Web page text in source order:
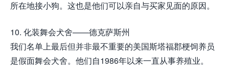
所在地接小狗。这也是他们可以亲自与买家见面的原因。
10. 化装舞会犬舍——德克萨斯州
我们名单上最后但并非最不重要的美国斯塔福郡梗饲养员
是假面舞会犬舍。他们自1986年以来一直从事养殖业。